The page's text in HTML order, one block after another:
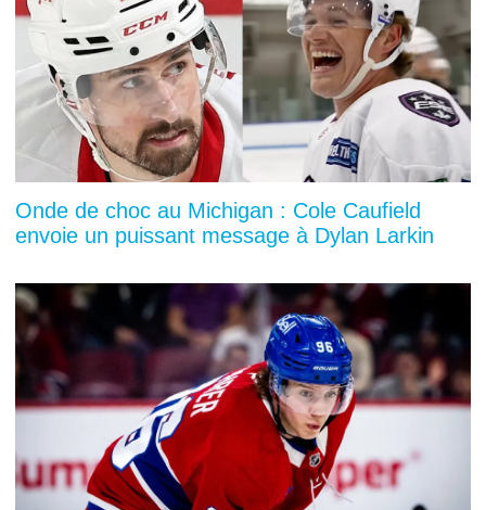
Onde de choc au Michigan : Cole Caufield
envoie un puissant message à Dylan Larkin